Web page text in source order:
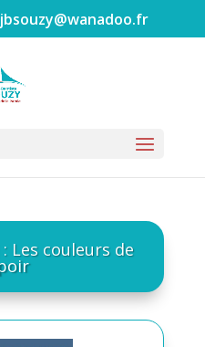
jbsouzy@wanadoo.fr
Les couleurs de